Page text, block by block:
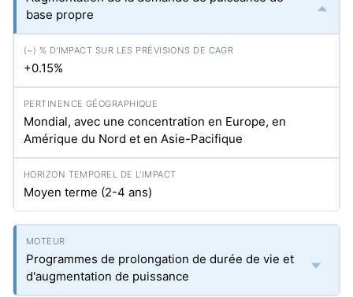
base propre
+0.15%
Mondial, avec une concentration en Europe, en
Amérique du Nord et en Asie-Pacifique
Moyen terme (2-4 ans)
Programmes de prolongation de durée de vie et
d'augmentation de puissance